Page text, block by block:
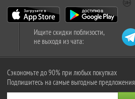
Ищите скидки поблизости,
не выходя из чата:
Сэкономьте до 90% при любых покупках
Подпишитесь на самые выгодные предложения